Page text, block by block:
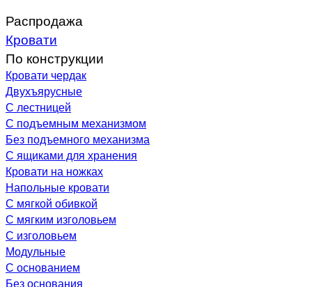
Распродажа
Кровати
По конструкции
Кровати чердак
Двухъярусные
С лестницей
С подъемным механизмом
Без подъемного механизма
С ящиками для хранения
Кровати на ножках
Напольные кровати
С мягкой обивкой
С мягким изголовьем
С изголовьем
Модульные
С основанием
Без основания